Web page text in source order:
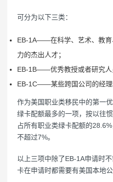
可分为以下三类：
EB-1A——在科学、艺术、教育
力的杰出人才；
EB-1B——优秀教授或者研究人
EB-1C——某些跨国公司的经理
作为美国职业类移民中的第一
绿卡配额最多的一项，按以往
占所有职业类绿卡配额的
不超过7%。
以上三项中除了EB-1A申请时
卡在申请时都需要有美国本地公